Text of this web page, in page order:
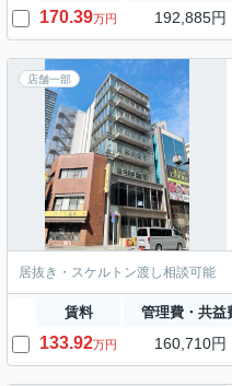
170.39万円 192,885円
店舗一部
居抜き・スケルトン渡し相談可能
賃料 管理費・共益
133.92万円 160,710円